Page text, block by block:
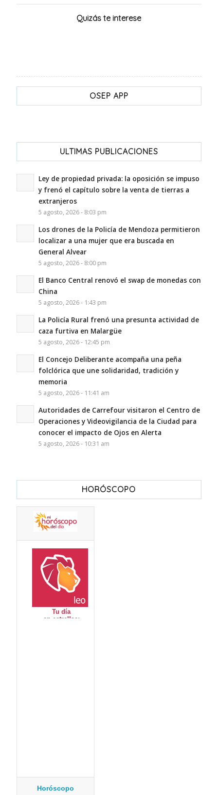
Quizás te interese
OSEP APP
ULTIMAS PUBLICACIONES
Ley de propiedad privada: la oposición se impuso
y frenó el capítulo sobre la venta de tierras a
extranjeros
5 agosto, 2026 - 8:03 pm
Los drones de la Policía de Mendoza permitieron
localizar a una mujer que era buscada en
General Alvear
5 agosto, 2026 - 8:00 pm
El Banco Central renovó el swap de monedas con
China
5 agosto, 2026 - 1:43 pm
La Policía Rural frenó una presunta actividad de
caza furtiva en Malargüe
5 agosto, 2026 - 12:45 pm
El Concejo Deliberante acompaña una peña
folclórica que une solidaridad, tradición y
memoria
5 agosto, 2026 - 11:41 am
Autoridades de Carrefour visitaron el Centro de
Operaciones y Videovigilancia de la Ciudad para
conocer el impacto de Ojos en Alerta
5 agosto, 2026 - 10:31 am
HORÓSCOPO
Horóscopo